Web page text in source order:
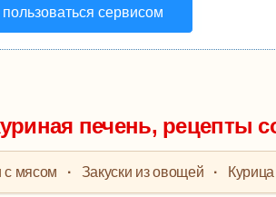
сервисом
печень, рецепты
с мясом · Закуски из овощей · Курица